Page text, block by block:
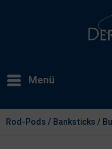
Menü
Rod-Pods / Banksticks /